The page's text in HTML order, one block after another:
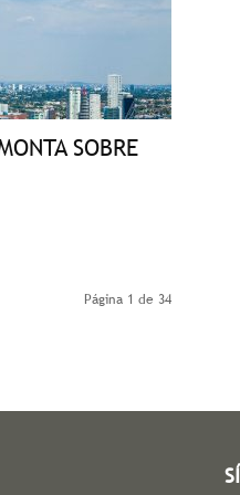
SOBRE
Página 1 de 34